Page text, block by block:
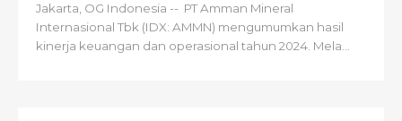
Jakarta, OG Indonesia -- PT Amman Mineral
Internasional Tbk (IDX: AMMN) mengumumkan hasil
kinerja keuangan dan operasional tahun 2024. Mela...